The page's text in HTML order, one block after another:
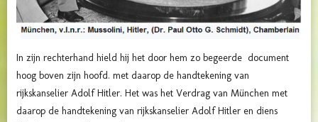
In zijn rechterhand hield hij het door hem zo begeerde document
hoog boven zijn hoofd. met daarop de handtekening van
rijkskanselier Adolf Hitler. Het was het Verdrag van München met
daarop de handtekening van rijkskanselier Adolf Hitler en diens